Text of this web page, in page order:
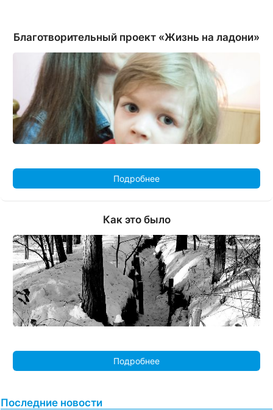
Благотворительный проект «Жизнь на ладони»
Подробнее
Как это было
Подробнее
Последние новости